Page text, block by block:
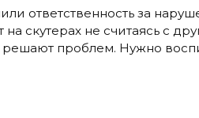
ответственность за
скутерах не считаясь с
проблем. Нужно